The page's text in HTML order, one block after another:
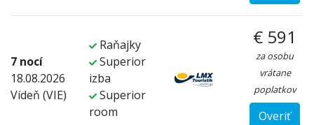
7 nocí
18.08.2026
Vídeň (VIE)
Raňajky
Superior
izba
Superior
room
€ 591
za osobu
vrátane
poplatkov
Overiť